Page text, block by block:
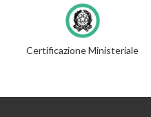
Certificazione Ministeriale